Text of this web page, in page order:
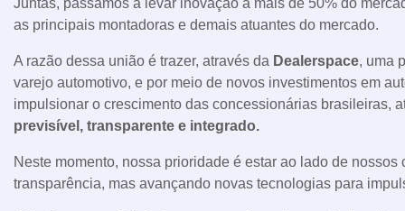
Juntas, passamos a levar inovação a mais de 50% do
as principais montadoras e demais atuantes do mercado.
A razão dessa união é trazer, através da Dealerspace, uma
varejo automotivo, e por meio de novos investimentos em
impulsionar o crescimento das concessionárias brasileiras,
previsível, transparente e integrado.
Neste momento, nossa prioridade é estar ao lado de
transparência, mas avançando novas tecnologias para